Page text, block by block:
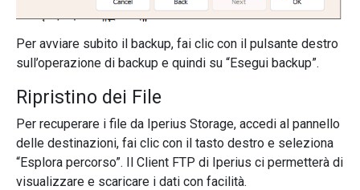
Per avviare subito il backup, fai clic con il pulsante destro
sull’operazione di backup e quindi su “Esegui backup”.
Ripristino dei File
Per recuperare i file da Iperius Storage, accedi al pannello
delle destinazioni, fai clic con il tasto destro e seleziona
“Esplora percorso”. Il Client FTP di Iperius ci permetterà di
visualizzare e scaricare i dati con facilità.